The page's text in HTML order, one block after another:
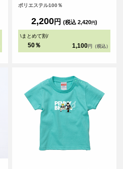
ほどの心地よさは、アクティブシー
段使いにもぴったりです。
ポリエステル100％
2,200円 (税込 2,420円)
\まとめて割/
50％ 1,100 円（税込）